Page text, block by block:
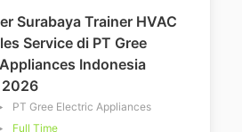
Surabaya Trainer HVAC
Service di PT Gree
Indonesia
2026
PT Gree Electric Appliances
Full Time